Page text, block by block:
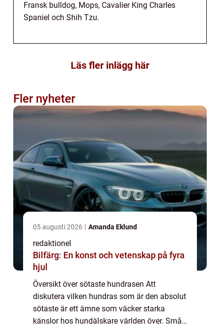
Fransk bulldog, Mops, Cavalier King Charles
Spaniel och Shih Tzu.
Läs fler inlägg här
Fler nyheter
05 augusti 2026 Amanda Eklund
redaktionel
Bilfärg: En konst och vetenskap på fyra
hjul
Översikt över sötaste hundrasen Att
diskutera vilken hundras som är den absolut
sötaste är ett ämne som väcker starka
känslor hos hundälskare världen över. Små,